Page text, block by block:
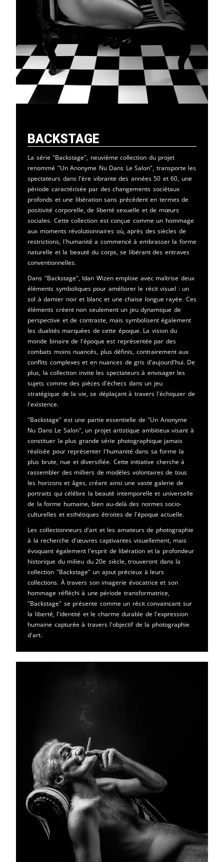
Backstage
La série "Backstage", neuvième collection du projet
renommé "Un Anonyme Nu Dans Le Salon", transporte les
spectateurs dans l'ère vibrante des années 50 et 60, une
période caractérisée par des changements sociétaux
profonds et une libération sans précédent en termes de
positivité corporelle, de liberté sexuelle et de mœurs
sociales. Cette collection est conçue comme un hommage
aux moments révolutionnaires où, après des siècles de
restrictions, l'humanité a commencé à embrasser la forme
naturelle et la beauté du corps, se libérant des entraves
conventionnelles.
Dans "Backstage", Idan Wizen emploie avec maîtrise deux
éléments symboliques pour améliorer le récit visuel : un
sol à damier noir et blanc et une chaise longue rayée. Ces
éléments créent non seulement un jeu dynamique de
perspective et de contraste, mais symbolisent également
les dualités marquées de cette époque. La vision du
monde binaire de l'époque est représentée par des
combats moins nuancés, plus définis, contrairement aux
conflits complexes et en nuances de gris d'aujourd'hui. De
plus, la collection invite les spectateurs à envisager les
sujets comme des pièces d'échecs dans un jeu
stratégique de la vie, se déplaçant à travers l'échiquier de
l'existence.
"Backstage" est une partie essentielle de "Un Anonyme
Nu Dans Le Salon", un projet artistique ambitieux visant à
constituer la plus grande série photographique jamais
réalisée pour représenter l'humanité dans sa forme la
plus brute, nue et diversifiée. Cette initiative cherche à
rassembler des milliers de modèles volontaires de tous
les horizons et âges, créant ainsi une vaste galerie de
portraits qui célèbre la beauté intemporelle et universelle
de la forme humaine, bien au-delà des normes socio-
culturelles et esthétiques étroites de l'époque actuelle.
Les collectionneurs d'art et les amateurs de photographie
à la recherche d'œuvres captivantes visuellement, mais
évoquant également l'esprit de libération et la profondeur
historique du milieu du 20e siècle, trouveront dans la
collection "Backstage" un ajout précieux à leurs
collections. À travers son imagerie évocatrice et son
hommage réfléchi à une période transformatrice,
"Backstage" se présente comme un récit convaincant sur
la liberté, l'identité et le charme durable de l'expression
humaine capturée à travers l'objectif de la photographie
d'art.